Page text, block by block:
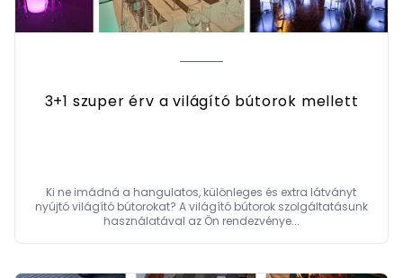
3+1 szuper érv a világító bútorok mellett
Ki ne imádná a hangulatos, különleges és extra látványt
nyújtó világító bútorokat? A világító bútorok szolgáltatásunk
használatával az Ön rendezvénye...